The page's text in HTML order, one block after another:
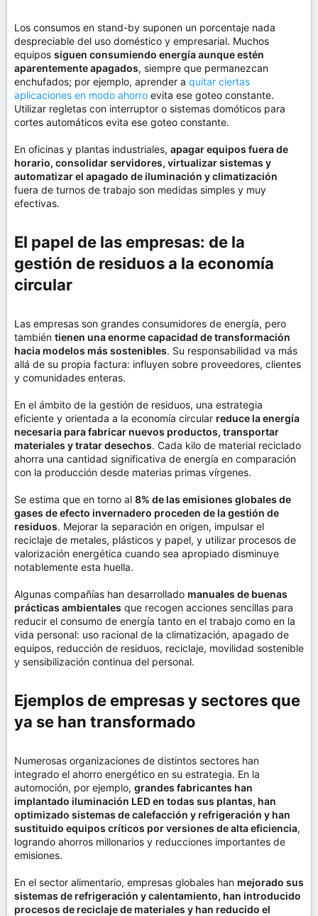
Los consumos en stand-by suponen un porcentaje nada
despreciable del uso doméstico y empresarial. Muchos
equipos siguen consumiendo energía aunque estén
aparentemente apagados, siempre que permanezcan
enchufados; por ejemplo, aprender a quitar ciertas
aplicaciones en modo ahorro evita ese goteo constante.
Utilizar regletas con interruptor o sistemas domóticos para
cortes automáticos evita ese goteo constante.
En oficinas y plantas industriales, apagar equipos fuera de
horario, consolidar servidores, virtualizar sistemas y
automatizar el apagado de iluminación y climatización
fuera de turnos de trabajo son medidas simples y muy
efectivas.
El papel de las empresas: de la
gestión de residuos a la economía
circular​
Las empresas son grandes consumidores de energía, pero
también tienen una enorme capacidad de transformación
hacia modelos más sostenibles. Su responsabilidad va más
allá de su propia factura: influyen sobre proveedores, clientes
y comunidades enteras.
En el ámbito de la gestión de residuos, una estrategia
eficiente y orientada a la economía circular reduce la energía
necesaria para fabricar nuevos productos, transportar
materiales y tratar desechos. Cada kilo de material reciclado
ahorra una cantidad significativa de energía en comparación
con la producción desde materias primas vírgenes.
Se estima que en torno al 8% de las emisiones globales de
gases de efecto invernadero proceden de la gestión de
residuos. Mejorar la separación en origen, impulsar el
reciclaje de metales, plásticos y papel, y utilizar procesos de
valorización energética cuando sea apropiado disminuye
notablemente esta huella.
Algunas compañías han desarrollado manuales de buenas
prácticas ambientales que recogen acciones sencillas para
reducir el consumo de energía tanto en el trabajo como en la
vida personal: uso racional de la climatización, apagado de
equipos, reducción de residuos, reciclaje, movilidad sostenible
y sensibilización continua del personal.
Ejemplos de empresas y sectores que
ya se han transformado​
Numerosas organizaciones de distintos sectores han
integrado el ahorro energético en su estrategia. En la
automoción, por ejemplo, grandes fabricantes han
implantado iluminación LED en todas sus plantas, han
optimizado sistemas de calefacción y refrigeración y han
sustituido equipos críticos por versiones de alta eficiencia,
logrando ahorros millonarios y reducciones importantes de
emisiones.
En el sector alimentario, empresas globales han mejorado sus
sistemas de refrigeración y calentamiento, han introducido
procesos de reciclaje de materiales y han reducido el